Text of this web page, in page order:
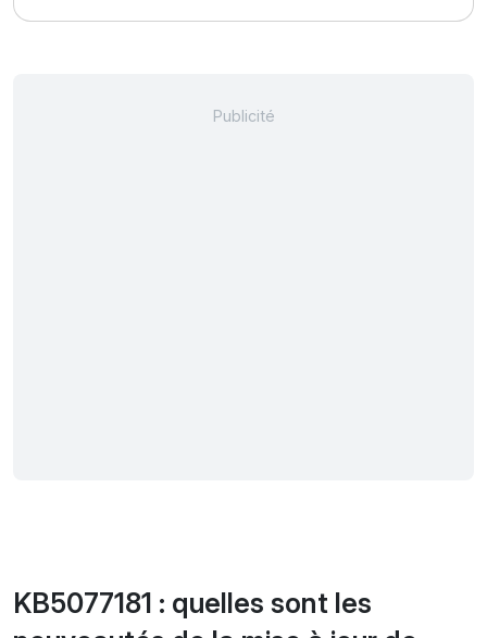
KB5077181 : quelles sont les